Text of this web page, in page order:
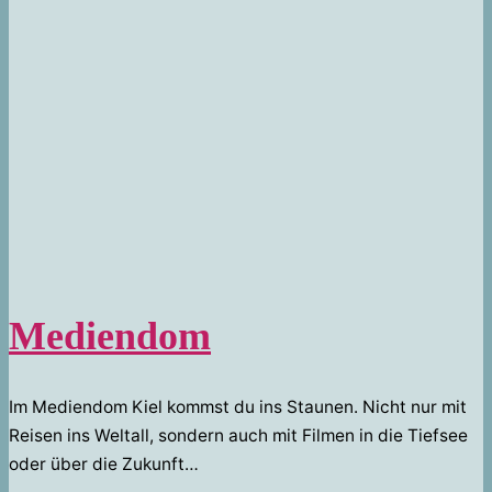
Mediendom
Im Mediendom Kiel kommst du ins Staunen. Nicht nur mit
Reisen ins Weltall, sondern auch mit Filmen in die Tiefsee
oder über die Zukunft…